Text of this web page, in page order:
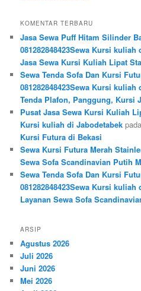
KOMENTAR TERBARU
Jasa Sewa Puff Hitam Silinder
081282848423Sewa Kursi kuliah
Jasa Sewa Kursi Kuliah Lipat
Sewa Tenda Sofa Dan Kursi
081282848423Sewa Kursi kuliah
Tenda Plafon, Panggung, Kursi
Pusat Jasa Sewa Kursi Kuliah
Kursi kuliah di Jabodetabek
Kursi Futura di Bekasi
Sewa Kursi Futura Merah
Sewa Sofa Scandinavian Putih
Sewa Tenda Sofa Dan Kursi
081282848423Sewa Kursi kuliah
Layanan Sewa Sofa
ARSIP
Agustus 2026
Juli 2026
Juni 2026
Mei 2026